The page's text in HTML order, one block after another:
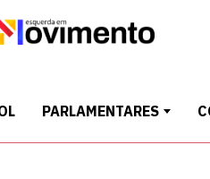
PARLAMENTARES